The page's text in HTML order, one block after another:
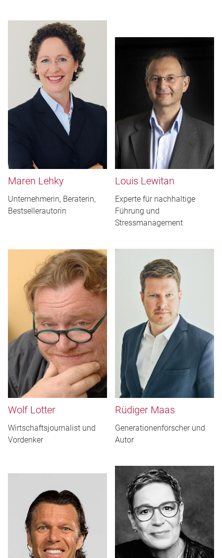
Maren Lehky
Unternehmerin, Beraterin,
Bestsellerautorin
Louis Lewitan
Experte für nachhaltige
Führung und
Stressmanagement
Wolf Lotter
Wirtschaftsjournalist und
Vordenker
Rüdiger Maas
Generationenforscher und
Autor